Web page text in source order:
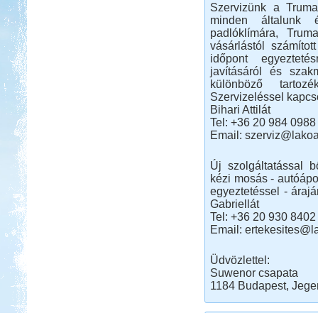
Szervizünk a
minden általunk
padlóklímára,
vásárlástól
időpont
javításáról és
különböző
Szervizeléssel
Bihari Attilát
Tel: +36 20 984 0988
Email:
Új szolgáltatással
kézi mosás -
egyeztetéssel -
Gabriellát
Tel: +36 20 930 8402
Email:
Üdvözlettel:
Suwenor csapata
1184 Budapest,